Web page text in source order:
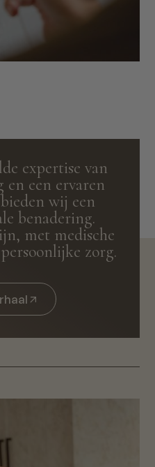
expertise van
en een ervaren
wij een
benadering.
met medische
zorg.